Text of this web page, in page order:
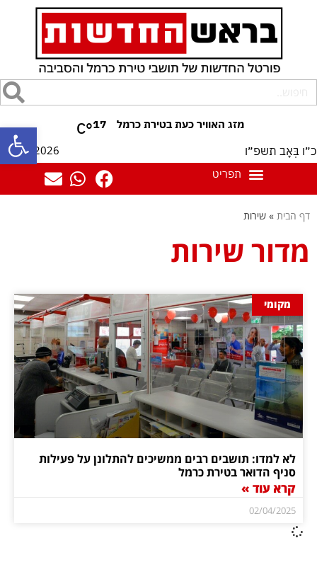
פתח 17
°C
כ״ו בְּאָב תשפ״ו 09/08/2026
דף הבית » שירות
מדור שירות
מקומי
לא למדו: תושבים רבים ממשיכים להתלונן על פעילות
סניף הדואר בטירת כרמל
קרא עוד »
02/04/2025